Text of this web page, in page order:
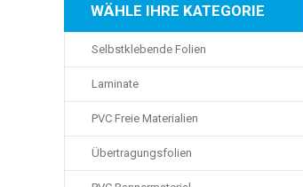
WÄHLE IHRE KATEGORIE
Selbstklebende Folien
Laminate
PVC Freie Materialien
Übertragungsfolien